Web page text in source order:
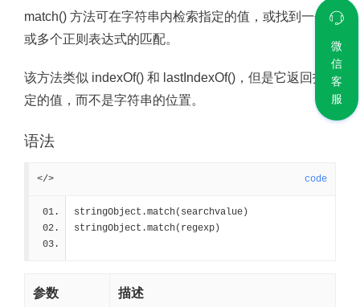
match() 方法可在字符串内检索指定的值，或找到一个
或多个正则表达式的匹配。
该方法类似 indexOf() 和 lastIndexOf()，但是它返回指
定的值，而不是字符串的位置。
语法
</> code
stringObject.match(searchvalue)
stringObject.match(regexp)
参数 描述
微
信
客
服